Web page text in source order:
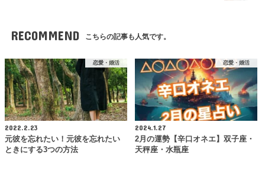
RECOMMEND こちらの記事も人気です。
恋愛・婚活
2022.2.23
元彼を忘れたい！元彼を忘れたい
ときにする3つの方法
恋愛・婚活
2024.1.27
2月の運勢【辛口オネエ】双子座・
天秤座・水瓶座